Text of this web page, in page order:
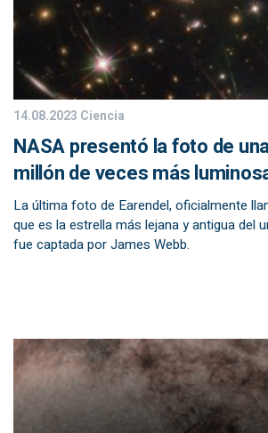
14.08.2023 Ciencia
NASA presentó la foto de
millón de veces más
La última foto de Earendel, oficialmente
que es la estrella más lejana y antigua del
fue captada por James Webb.